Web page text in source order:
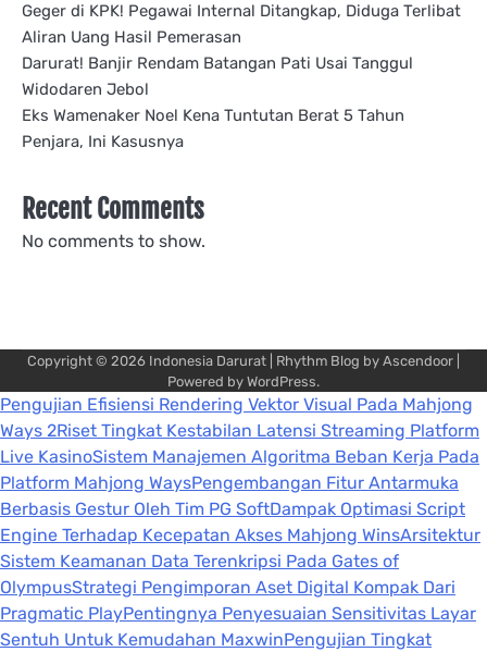
Geger di KPK! Pegawai Internal Ditangkap, Diduga Terlibat
Aliran Uang Hasil Pemerasan
Darurat! Banjir Rendam Batangan Pati Usai Tanggul
Widodaren Jebol
Eks Wamenaker Noel Kena Tuntutan Berat 5 Tahun
Penjara, Ini Kasusnya
Recent Comments
No comments to show.
Copyright © 2026 Indonesia Darurat | Rhythm Blog by Ascendoor
Powered by WordPress.
Pengujian Efisiensi Rendering Vektor Visual Pada Mahjong
Ways 2Riset Tingkat Kestabilan Latensi Streaming Platform
Live KasinoSistem Manajemen Algoritma Beban Kerja Pada
Platform Mahjong WaysPengembangan Fitur Antarmuka
Berbasis Gestur Oleh Tim PG SoftDampak Optimasi Script
Engine Terhadap Kecepatan Akses Mahjong WinsArsitektur
Sistem Keamanan Data Terenkripsi Pada Gates of
OlympusStrategi Pengimporan Aset Digital Kompak Dari
Pragmatic PlayPentingnya Penyesuaian Sensitivitas Layar
Sentuh Untuk Kemudahan MaxwinPengujian Tingkat